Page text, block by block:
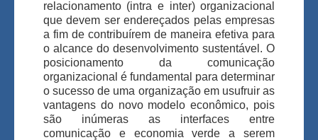
relacionamento (intra e inter) organizacional
que devem ser endereçados pelas empresas
a fim de contribuírem de maneira efetiva para
o alcance do desenvolvimento sustentável. O
posicionamento da comunicação
organizacional é fundamental para determinar
o sucesso de uma organização em usufruir as
vantagens do novo modelo econômico, pois
são inúmeras as interfaces entre
comunicação e economia verde a serem